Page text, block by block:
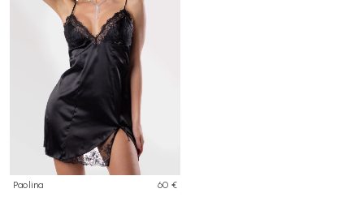
Paolina 60 €